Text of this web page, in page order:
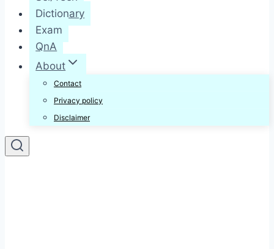
Dictionary
Exam
QnA
About
Contact
Privacy policy
Disclaimer